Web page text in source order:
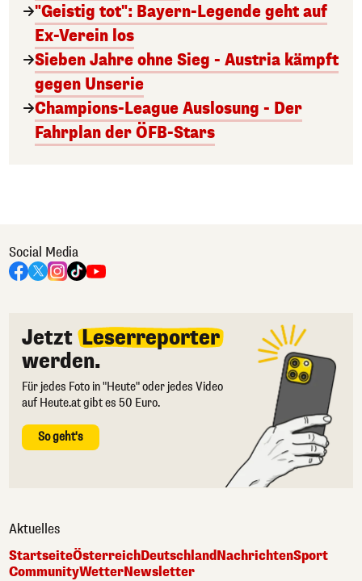
"Geistig tot": Bayern-Legende geht auf
Ex-Verein los
Sieben Jahre ohne Sieg - Austria kämpft
gegen Unserie
Champions-League Auslosung - Der
Fahrplan der ÖFB-Stars
Social Media
Jetzt Leserreporter
werden.
Für jedes Foto in "Heute" oder jedes Video
auf Heute.at gibt es 50 Euro.
So geht's
Aktuelles
StartseiteÖsterreichDeutschlandNachrichtenSport
CommunityWetterNewsletter